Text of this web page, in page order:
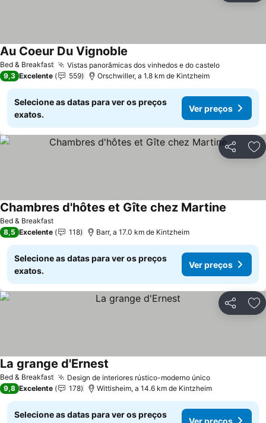
Bed & Breakfast Vistas panorâmicas dos vinhedos e do castelo
Au Coeur Du Vignoble
9,3 Excelente 559 Orschwiller, a 1.8 km de Kintzheim
Selecione as datas para ver os preços
exatos.
Ver preços
Partilhar
Bed & Breakfast
Chambres d'hôtes et Gîte chez Martine
8,5 Excelente 118 Barr, a 17.0 km de Kintzheim
Selecione as datas para ver os preços
exatos.
Ver preços
Partilhar
Bed & Breakfast Design de interiores rústico-moderno único
La grange d'Ernest
9,8 Excelente 178 Wittisheim, a 14.6 km de Kintzheim
Selecione as datas para ver os preços
Ver preços